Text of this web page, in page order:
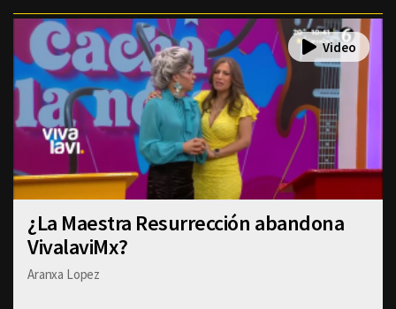
¿La Maestra Resurrección abandona
VivalaviMx?
Aranxa Lopez